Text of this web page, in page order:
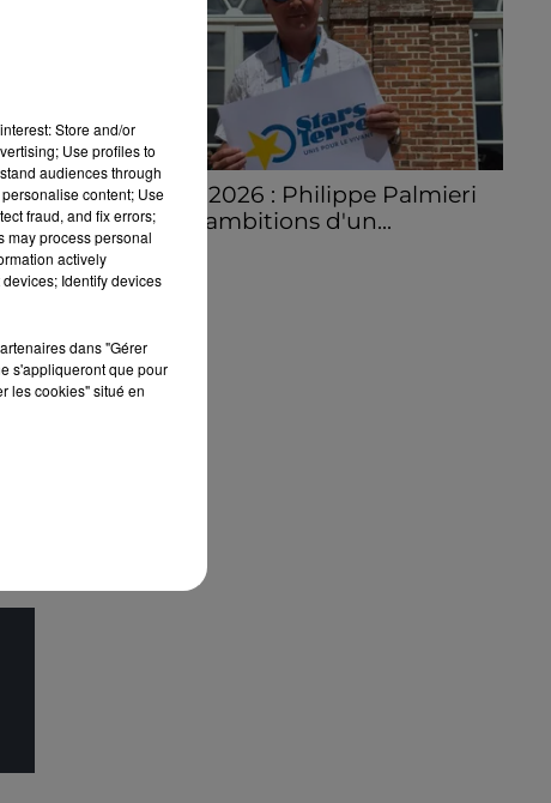
Stars'Terre 2026 : Philippe Palmieri
dévoile les ambitions d'un...
À quelques semaines de la première
édition de Stars'Terre, organisée du 18 au 20
Store and/or
Use profiles to
audiences through
content; Use
fraud, and fix errors;
may process personal
actively
Identify devices
dans "Gérer
s'appliqueront que pour
les cookies" situé en